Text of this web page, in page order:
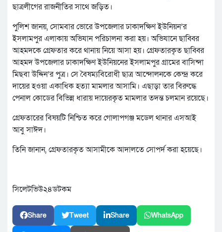
ছাত্রলীগের রাজনীতির সাথে জড়িত।
পুলিশ জানয়, সোমবার ভোরে উপজেলার ঢাকাদক্ষিণ ইউনিয়ন’র
ইসলামপুর এলাকায় অভিযান পরিচালনা করা হয়। অভিযানে ছাব্বির
আহমদকে গ্রেফতার করে থানায় নিয়ে আসা হয়। গ্রেফতারকৃত ছাব্বির
আহমদ উপজেলার ঢাকাদক্ষিণ ইউনিয়নের ইসলামপুর গ্রামের বাসিন্দা
মিছবা উদ্দিন’র পুত্র। সে বৈষম্যবিরোধী ছাত্র আন্দোলনকে কেন্দ্র করে
দায়ের হওয়া একাধিক হত্যা মামলার আসামি। এছাড়া তার বিরুদ্ধে
পেনাল কোডের বিভিন্ন ধারায় দায়েরকৃত মামলার তদন্ত চলমান রয়েছে।
গ্রেফতারের বিষয়টি নিশ্চিত করে গোলাপগঞ্জ মডেল থানার এসআই
আবু সাঈদ।
তিনি জানান, গ্রেফতারকৃত আসামীকে আদালতে সোপর্দ করা হয়েছে।
সিলেটভিউ২৪ডটকম
Share Tweet Share WhatsApp